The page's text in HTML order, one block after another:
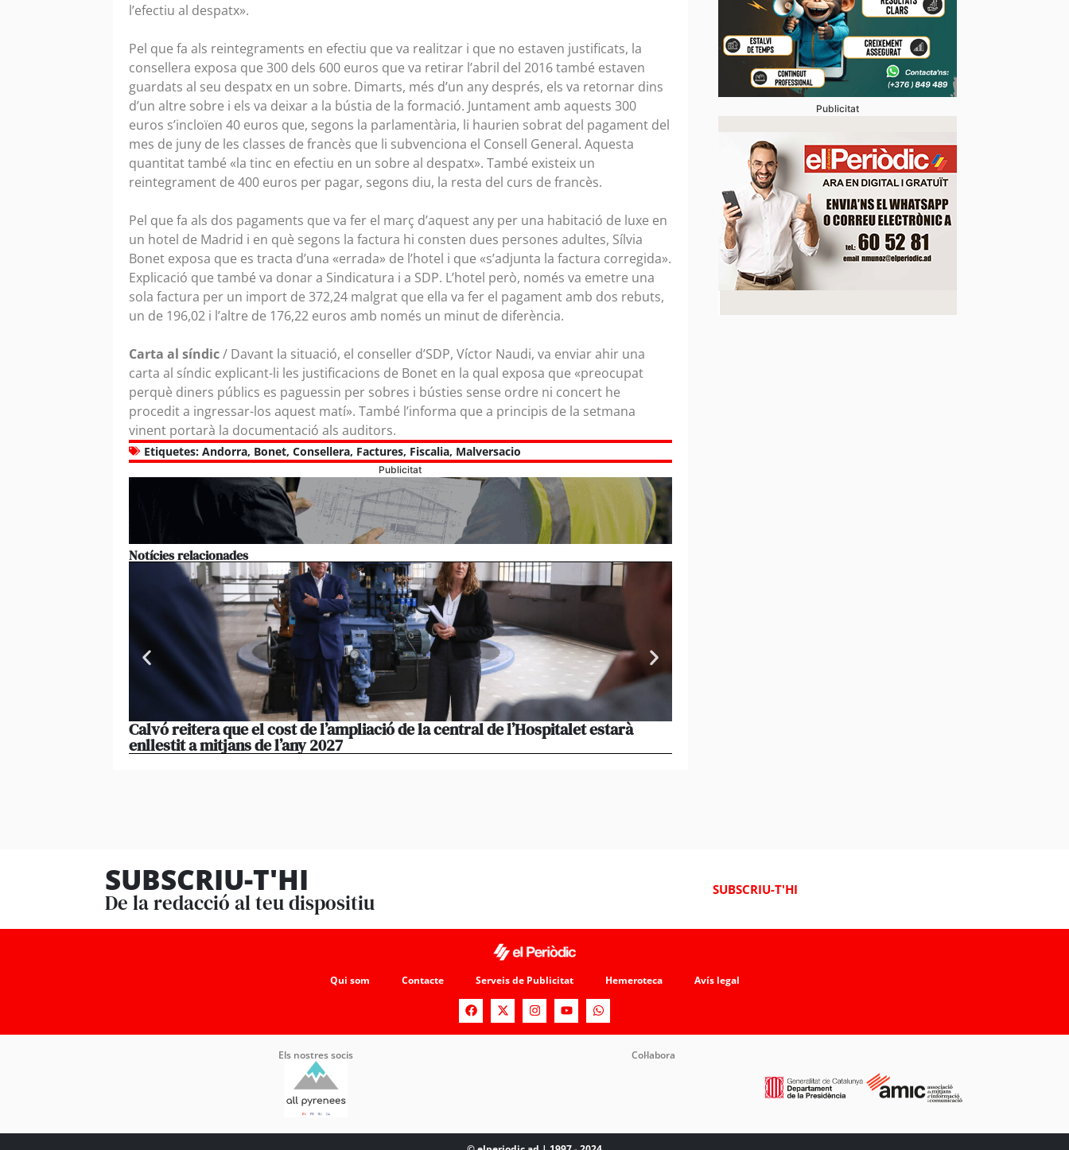
l’efectiu al despatx».
Pel que fa als reintegraments en efectiu que va realitzar i que no estaven justificats, la
consellera exposa que 300 dels 600 euros que va retirar l’abril del 2016 també estaven
guardats al seu despatx en un sobre. Dimarts, més d’un any després, els va retornar dins
d’un altre sobre i els va deixar a la bústia de la formació. Juntament amb aquests 300
euros s’incloïen 40 euros que, segons la parlamentària, li haurien sobrat del pagament del
mes de juny de les classes de francès que li subvenciona el Consell General. Aquesta
quantitat també «la tinc en efectiu en un sobre al despatx». També existeix un
reintegrament de 400 euros per pagar, segons diu, la resta del curs de francès.
Pel que fa als dos pagaments que va fer el març d’aquest any per una habitació de luxe en
un hotel de Madrid i en què segons la factura hi consten dues persones adultes, Sílvia
Bonet exposa que es tracta d’una «errada» de l’hotel i que «s’adjunta la factura corregida».
Explicació que també va donar a Sindicatura i a SDP. L’hotel però, només va emetre una
sola factura per un import de 372,24 malgrat que ella va fer el pagament amb dos rebuts,
un de 196,02 i l’altre de 176,22 euros amb només un minut de diferència.
Carta al síndic/ Davant la situació, el conseller d’SDP, Víctor Naudi, va enviar ahir una
carta al síndic explicant-li les justificacions de Bonet en la qual exposa que «preocupat
perquè diners públics es paguessin per sobres i bústies sense ordre ni concert he
procedit a ingressar-los aquest matí». També l’informa que a principis de la setmana
vinent portarà la documentació als auditors.
Etiquetes: Andorra, Bonet, Consellera, Factures, Fiscalia, Malversacio
Publicitat
Notícies relacionades
Calvó reitera que el cost de l’ampliació de la central de l’Hospitalet estarà
enllestit a mitjans de l’any 2027
Publicitat
SUBSCRIU-T'HI
De la redacció al teu dispositiu
SUBSCRIU-T'HI
Qui som Contacte Serveis de Publicitat Hemeroteca Avís legal
Els nostres socis Col·labora